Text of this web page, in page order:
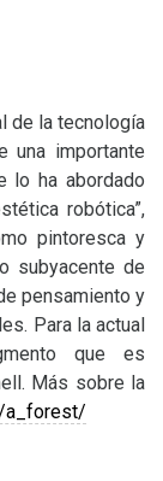
de la tecnología
una importante
lo ha abordado
robótica”,
pintoresca y
subyacente de
pensamiento y
Para la actual
que es
Más sobre la
a_forest/